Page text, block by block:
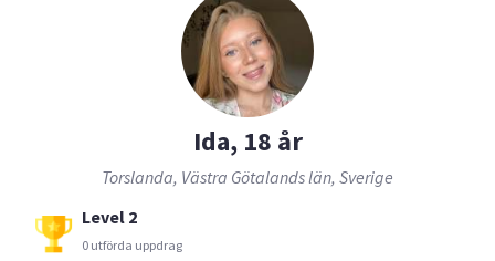
Ida, 18 år
Torslanda, Västra Götalands län, Sverige
Level 2
0 utförda uppdrag